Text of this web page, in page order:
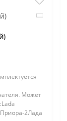
Может
2Лада